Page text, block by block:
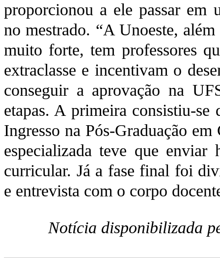
proporcionou a ele passar em
no mestrado. “A Unoeste,
muito forte, tem professores
extraclasse e incentivam o
conseguir a aprovação na
etapas. A primeira consistiu-
Ingresso na Pós-Graduação
especializada teve que enviar
curricular. Já a fase final foi
e entrevista com o corpo
Notícia disponibilizada